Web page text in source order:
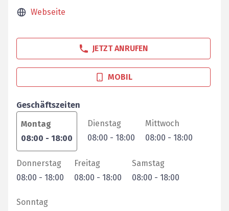
Webseite
JETZT ANRUFEN
MOBIL
Geschäftszeiten
Montag
08:00 - 18:00
Dienstag
08:00 - 18:00
Mittwoch
08:00 - 18:00
Donnerstag
08:00 - 18:00
Freitag
08:00 - 18:00
Samstag
08:00 - 18:00
Sonntag